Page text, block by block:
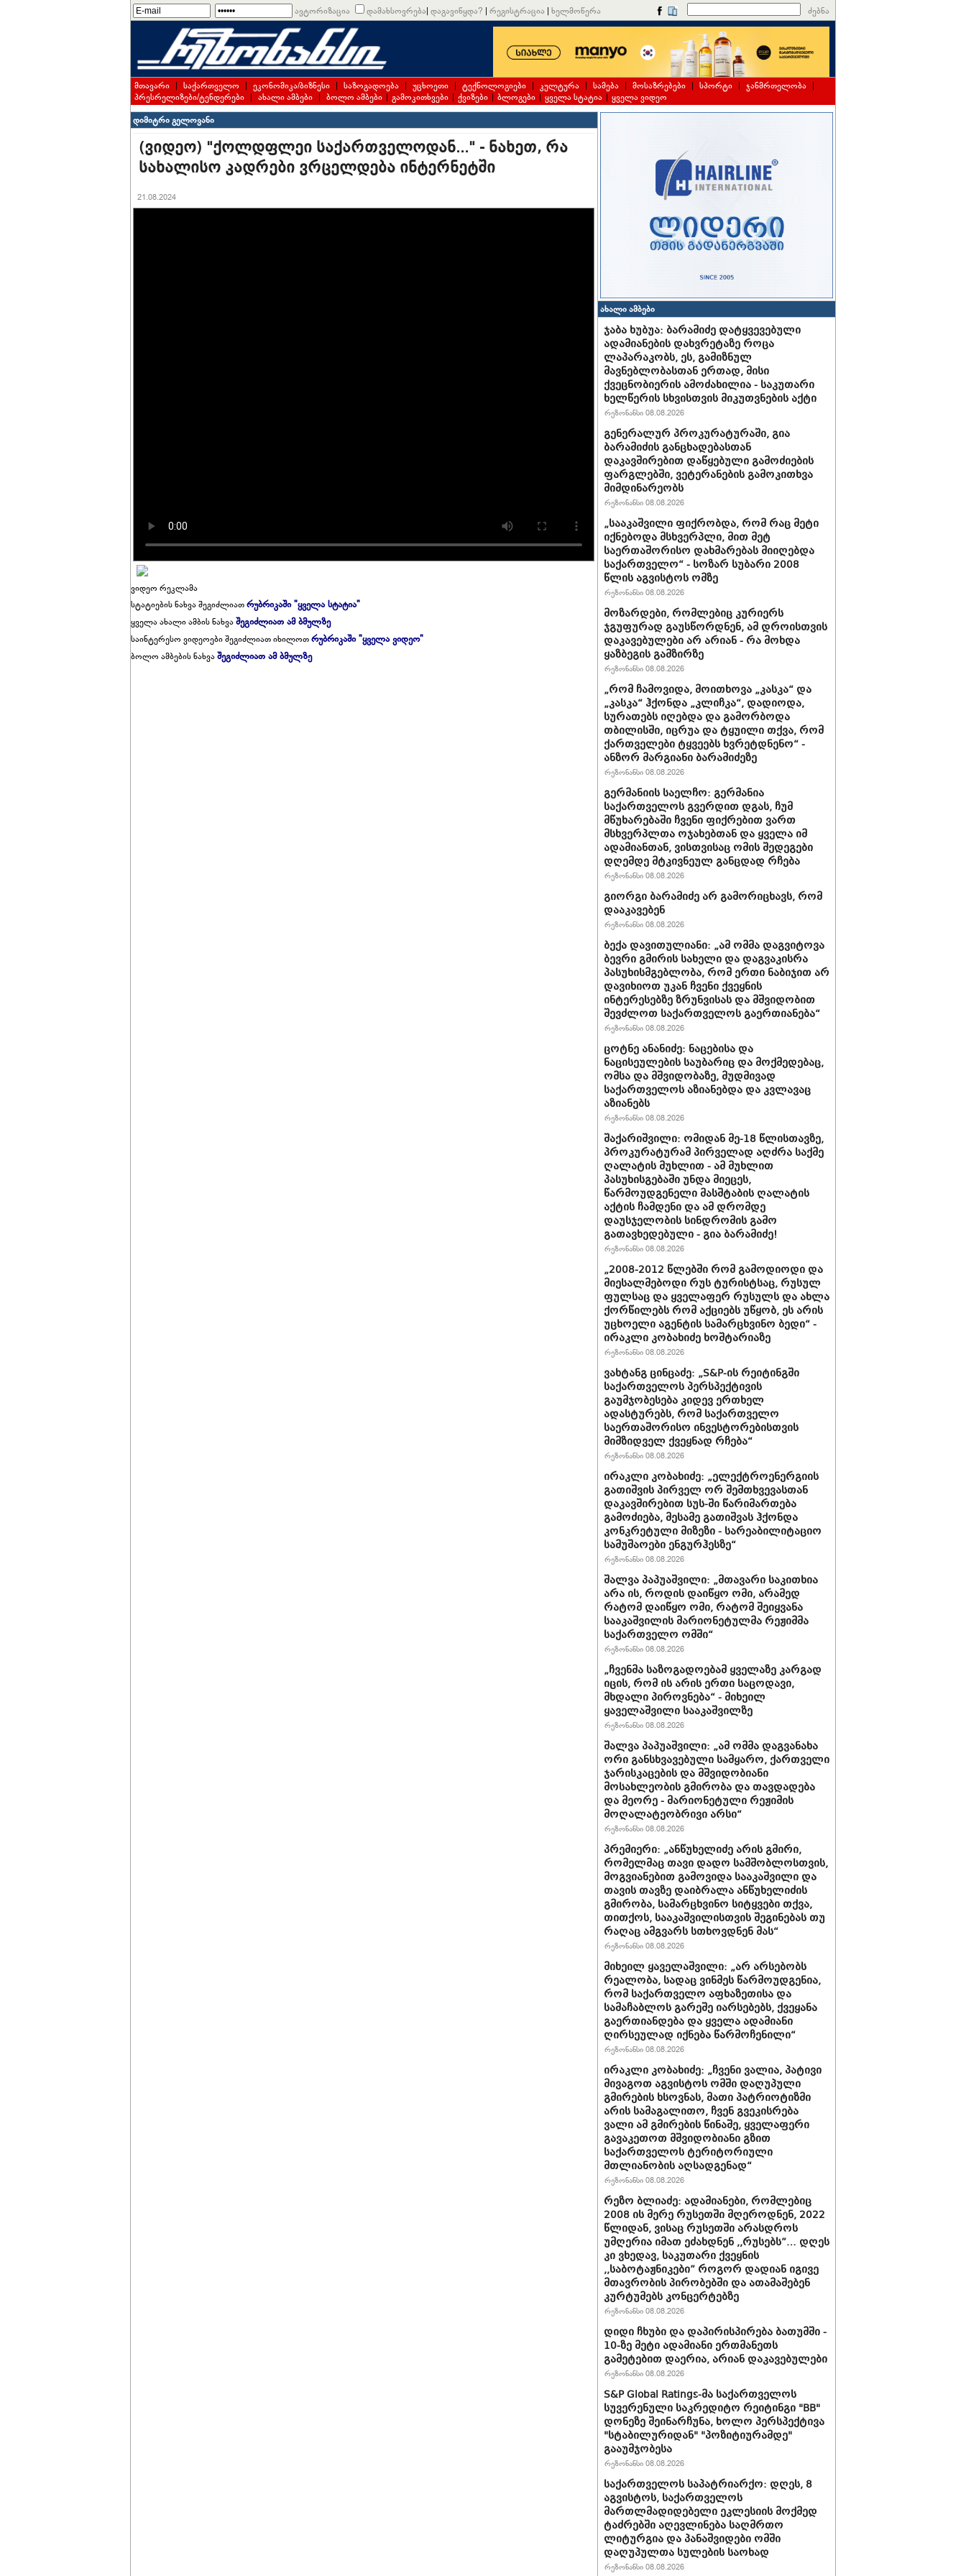
ავტორიზაცია დამახსოვრება| დაგავიწყდა? | რეგისტრაცია | ხელმოწერა ძებნა
მთავარი | საქართველო | ეკონომიკა/ბიზნესი | საზოგადოება | უცხოეთი | ტექნოლოგიები | კულტურა | სამება | მოსაზრებები | სპორტი | ჯანმრთელობა |
პრესრელიზები/ტენდერები | ახალი ამბები | ბოლო ამბები | გამოკითხვები | ქვიზები | ბლოგები | ყველა სტატია | ყველა ვიდეო
დიმიტრი გელოვანი
(ვიდეო) "ქოლდფლეი საქართველოდან..." - ნახეთ, რა
სახალისო კადრები ვრცელდება ინტერნეტში
21.08.2024
ვიდეო რეკლამა
სტატიების ნახვა შეგიძლიათრუბრიკაში "ყველა სტატია"
ყველა ახალი ამბის ნახვაშეგიძლიათ ამ ბმულზე
საინტერესო ვიდეოები შეგიძლიათ იხილოთრუბრიკაში "ყველა ვიდეო"
ბოლო ამბების ნახვაშეგიძლიათ ამ ბმულზე
ახალი ამბები
ჯაბა ხუბუა: ბარამიძე დატყვევებული
ადამიანების დახვრეტაზე როცა
ლაპარაკობს, ეს, გამიზნულ
მავნებლობასთან ერთად, მისი
ქვეცნობიერის ამოძახილია - საკუთარი
ხელწერის სხვისთვის მიკუთვნების აქტი
რეზონანსი 08.08.2026
გენერალურ პროკურატურაში, გია
ბარამიძის განცხადებასთან
დაკავშირებით დაწყებული გამოძიების
ფარგლებში, ვეტერანების გამოკითხვა
მიმდინარეობს
რეზონანსი 08.08.2026
„სააკაშვილი ფიქრობდა, რომ რაც მეტი
იქნებოდა მსხვერპლი, მით მეტ
საერთაშორისო დახმარებას მიიღებდა
საქართველო“ - სოზარ სუბარი 2008
წლის აგვისტოს ომზე
რეზონანსი 08.08.2026
მოზარდები, რომლებიც კურიერს
ჯგუფურად გაუსწორდნენ, ამ დროისთვის
დაკავებულები არ არიან - რა მოხდა
ყაზბეგის გამზირზე
რეზონანსი 08.08.2026
„რომ ჩამოვიდა, მოითხოვა „კასკა“ და
„კასკა“ ჰქონდა „კლიჩკა“, დადიოდა,
სურათებს იღებდა და გამორბოდა
თბილისში, იცრუა და ტყუილი თქვა, რომ
ქართველები ტყვეებს ხვრეტდნენო“ -
ანზორ მარგიანი ბარამიძეზე
რეზონანსი 08.08.2026
გერმანიის საელჩო: გერმანია
საქართველოს გვერდით დგას, ჩუმ
მწუხარებაში ჩვენი ფიქრებით ვართ
მსხვერპლთა ოჯახებთან და ყველა იმ
ადამიანთან, ვისთვისაც ომის შედეგები
დღემდე მტკივნეულ განცდად რჩება
რეზონანსი 08.08.2026
გიორგი ბარამიძე არ გამორიცხავს, რომ
დააკავებენ
რეზონანსი 08.08.2026
ბექა დავითულიანი: „ამ ომმა დაგვიტოვა
ბევრი გმირის სახელი და დაგვაკისრა
პასუხისმგებლობა, რომ ერთი ნაბიჯით არ
დავიხიოთ უკან ჩვენი ქვეყნის
ინტერესებზე ზრუნვისას და მშვიდობით
შევძლოთ საქართველოს გაერთიანება“
რეზონანსი 08.08.2026
ცოტნე ანანიძე: ნაცებისა და
ნაცისეულების საუბარიც და მოქმედებაც,
ომსა და მშვიდობაზე, მუდმივად
საქართველოს აზიანებდა და კვლავაც
აზიანებს
რეზონანსი 08.08.2026
შაქარიშვილი: ომიდან მე-18 წლისთავზე,
პროკურატურამ პირველად აღძრა საქმე
ღალატის მუხლით - ამ მუხლით
პასუხისგებაში უნდა მიეცეს,
წარმოუდგენელი მასშტაბის ღალატის
აქტის ჩამდენი და ამ დრომდე
დაუსჯელობის სინდრომის გამო
გათავხედებული - გია ბარამიძე!
რეზონანსი 08.08.2026
„2008-2012 წლებში რომ გამოდიოდი და
მიესალმებოდი რუს ტურისტსაც, რუსულ
ფულსაც და ყველაფერ რუსულს და ახლა
ქორწილებს რომ აქციებს უწყობ, ეს არის
უცხოელი აგენტის სამარცხვინო ბედი“ -
ირაკლი კობახიძე ხოშტარიაზე
რეზონანსი 08.08.2026
ვახტანგ ცინცაძე: „S&P-ის რეიტინგში
საქართველოს პერსპექტივის
გაუმჯობესება კიდევ ერთხელ
ადასტურებს, რომ საქართველო
საერთაშორისო ინვესტორებისთვის
მიმზიდველ ქვეყნად რჩება“
რეზონანსი 08.08.2026
ირაკლი კობახიძე: „ელექტროენერგიის
გათიშვის პირველ ორ შემთხვევასთან
დაკავშირებით სუს-ში წარიმართება
გამოძიება, მესამე გათიშვას ჰქონდა
კონკრეტული მიზეზი - სარეაბილიტაციო
სამუშაოები ენგურჰესზე“
რეზონანსი 08.08.2026
შალვა პაპუაშვილი: „მთავარი საკითხია
არა ის, როდის დაიწყო ომი, არამედ
რატომ დაიწყო ომი, რატომ შეიყვანა
სააკაშვილის მარიონეტულმა რეჟიმმა
საქართველო ომში“
რეზონანსი 08.08.2026
„ჩვენმა საზოგადოებამ ყველაზე კარგად
იცის, რომ ის არის ერთი საცოდავი,
მხდალი პიროვნება“ - მიხეილ
ყაველაშვილი სააკაშვილზე
რეზონანსი 08.08.2026
შალვა პაპუაშვილი: „ამ ომმა დაგვანახა
ორი განსხვავებული სამყარო, ქართველი
ჯარისკაცების და მშვიდობიანი
მოსახლეობის გმირობა და თავდადება
და მეორე - მარიონეტული რეჟიმის
მოღალატეობრივი არსი“
რეზონანსი 08.08.2026
პრემიერი: „ანწუხელიძე არის გმირი,
რომელმაც თავი დადო სამშობლოსთვის,
მოგვიანებით გამოვიდა სააკაშვილი და
თავის თავზე დაიბრალა ანწუხელიძის
გმირობა, სამარცხვინო სიტყვები თქვა,
თითქოს, სააკაშვილისთვის შეგინებას თუ
რაღაც ამგვარს სთხოვდნენ მას“
რეზონანსი 08.08.2026
მიხეილ ყაველაშვილი: „არ არსებობს
რეალობა, სადაც ვინმეს წარმოუდგენია,
რომ საქართველო აფხაზეთისა და
სამაჩაბლოს გარეშე იარსებებს, ქვეყანა
გაერთიანდება და ყველა ადამიანი
ღირსეულად იქნება წარმოჩენილი“
რეზონანსი 08.08.2026
ირაკლი კობახიძე: „ჩვენი ვალია, პატივი
მივაგოთ აგვისტოს ომში დაღუპული
გმირების ხსოვნას, მათი პატრიოტიზმი
არის სამაგალითო, ჩვენ გვეკისრება
ვალი ამ გმირების წინაშე, ყველაფერი
გავაკეთოთ მშვიდობიანი გზით
საქართველოს ტერიტორიული
მთლიანობის აღსადგენად“
რეზონანსი 08.08.2026
რეზო ბლიაძე: ადამიანები, რომლებიც
2008 ის მერე რუსეთში მღეროდნენ, 2022
წლიდან, ვისაც რუსეთში არასდროს
უმღერია იმათ ეძახდნენ ,,რუსებს”… დღეს
კი ვხედავ, საკუთარი ქვეყნის
,,საბოტაჟნიკები” როგორ დადიან იგივე
მთავრობის პირობებში და ათამაშებენ
კურტუმებს კონცერტებზე
რეზონანსი 08.08.2026
დიდი ჩხუბი და დაპირისპირება ბათუმში -
10-ზე მეტი ადამიანი ერთმანეთს
გამეტებით დაერია, არიან დაკავებულები
რეზონანსი 08.08.2026
S&P Global Ratings-მა საქართველოს
სუვერენული საკრედიტო რეიტინგი "BB"
დონეზე შეინარჩუნა, ხოლო პერსპექტივა
"სტაბილურიდან" "პოზიტიურამდე"
გააუმჯობესა
რეზონანსი 08.08.2026
საქართველოს საპატრიარქო: დღეს, 8
აგვისტოს, საქართველოს
მართლმადიდებელი ეკლესიის მოქმედ
ტაძრებში აღევლინება საღმრთო
ლიტურგია და პანაშვიდები ომში
დაღუპულთა სულების საოხად
რეზონანსი 08.08.2026